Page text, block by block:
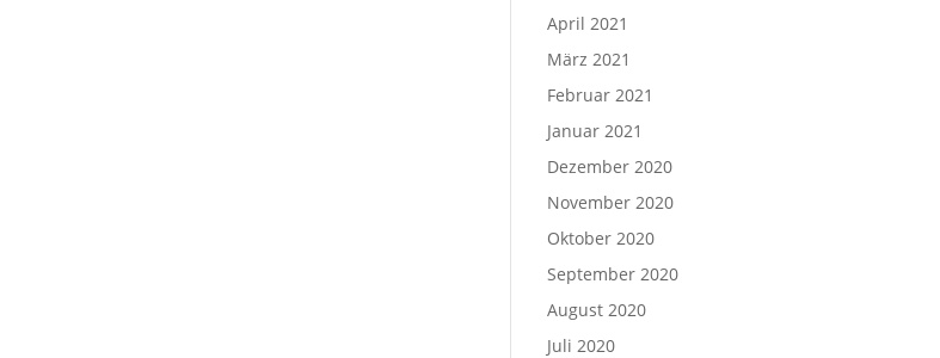
April 2021
März 2021
Februar 2021
Januar 2021
Dezember 2020
November 2020
Oktober 2020
September 2020
August 2020
Juli 2020